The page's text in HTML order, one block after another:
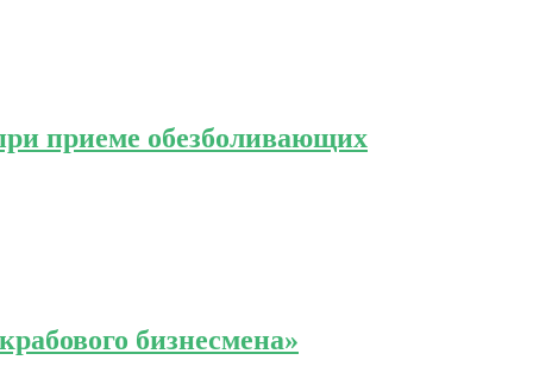
приеме обезболивающих
бизнесмена»